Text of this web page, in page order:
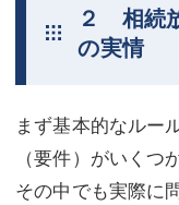
２ 相続
の実情
まず基本的なルー
（要件）がいくつ
その中でも実際に